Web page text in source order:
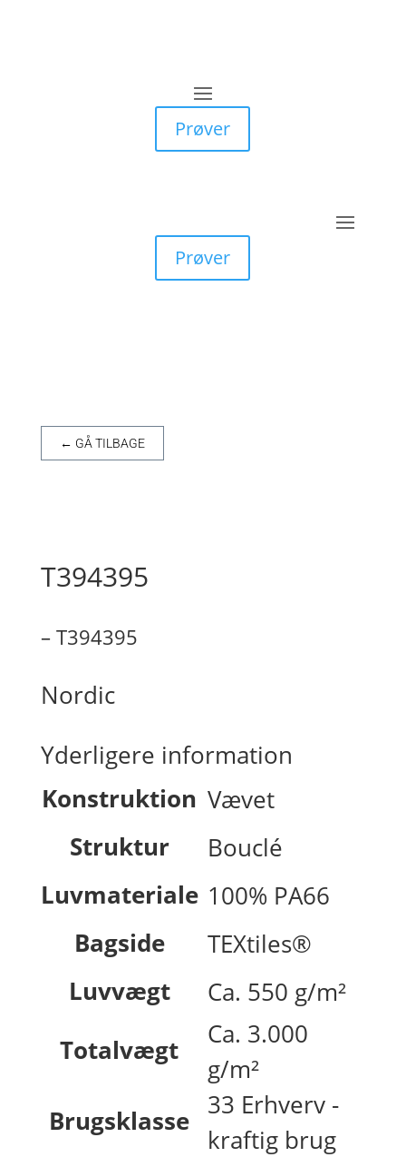
Prøver
Prøver
← GÅ TILBAGE
T394395
– T394395
Nordic
Yderligere information
Konstruktion Vævet
Struktur
Bouclé
Luvmateriale 100% PA66
Bagside
TEXtiles®
Luvvægt
Ca. 550 g/m²
Totalvægt
Ca. 3.000
g/m²
Brugsklasse 33 Erhverv -
kraftig brug